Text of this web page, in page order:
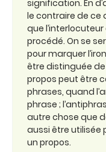
signification. En
le contraire de ce
que
procédé. On se
pour marquer
être distinguée de
propos peut être
phrases, quand
phrase ;
autre chose que
aussi être utilisée
un propos.